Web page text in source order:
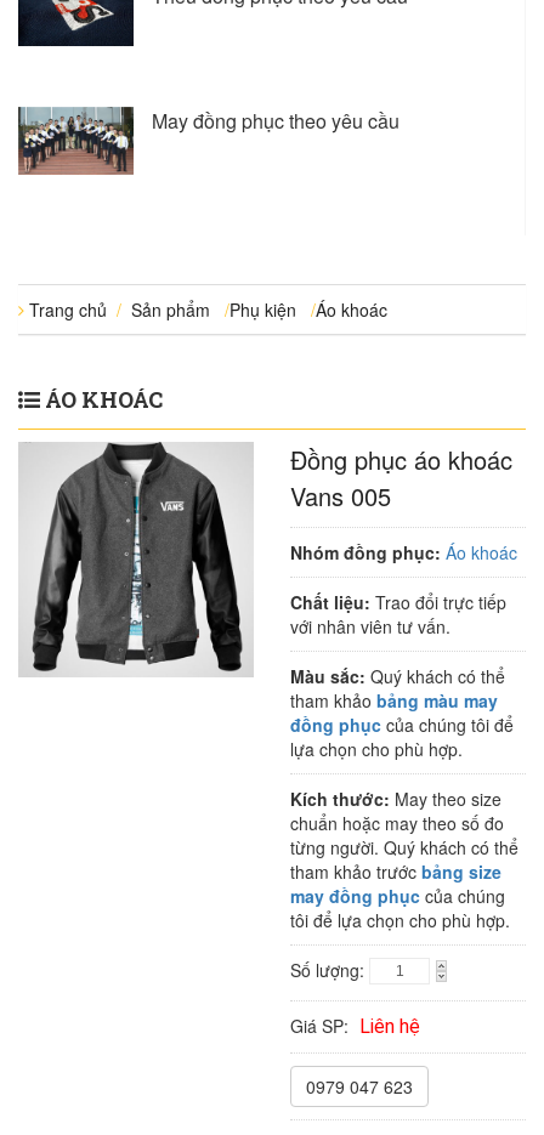
May đồng phục theo yêu cầu
Trang chủ / Sản phẩm /Phụ kiện /Áo khoác
ÁO KHOÁC
Đồng phục áo khoác
Vans 005
Nhóm đồng phục: Áo khoác
Chất liệu: Trao đổi trực tiếp
với nhân viên tư vấn.
Màu sắc: Quý khách có thể
tham khảo bảng màu may
đồng phục của chúng tôi để
lựa chọn cho phù hợp.
Kích thước: May theo size
chuẩn hoặc may theo số đo
từng người. Quý khách có thể
tham khảo trước bảng size
may đồng phục của chúng
tôi để lựa chọn cho phù hợp.
Số lượng:
Giá SP: Liên hệ
0979 047 623